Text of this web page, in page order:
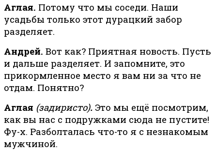
Аглая. Потому что мы соседи. Наши
усадьбы только этот дурацкий забор
разделяет.
Андрей. Вот как? Приятная новость. Пусть
и дальше разделяет. И запомните, это
прикормленное место я вам ни за что не
отдам. Понятно?
Аглая (задиристо). Это мы ещё посмотрим,
как вы нас с подружками сюда не пустите!
Фу-х. Разболталась что-то я с незнакомым
мужчиной.